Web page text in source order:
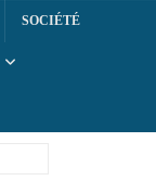
SOCIÉTÉ